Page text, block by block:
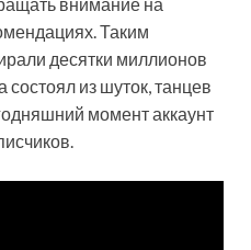
Таким
десятки миллионов
состоял из шуток, танцев
момент аккаунт